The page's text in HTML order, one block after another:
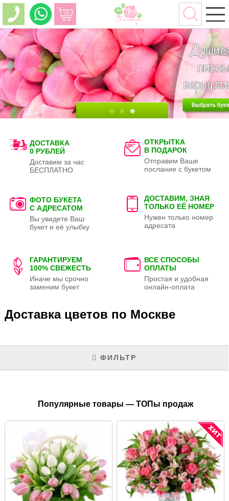
ДОСТАВКА
0 РУБЛЕЙ
Доставим за час
БЕСПЛАТНО
ОТКРЫТКА
В ПОДАРОК
Отправим Ваше
послание с букетом
ФОТО БУКЕТА
С АДРЕСАТОМ
Вы увидете Ваш
букет и её улыбку
ДОСТАВИМ, ЗНАЯ
ТОЛЬКО ЕЁ НОМЕР
Нужен только номер
адресата
ГАРАНТИРУЕМ
100% СВЕЖЕСТЬ
Иначе мы срочно
заменим букет
ВСЕ СПОСОБЫ
ОПЛАТЫ
Простая и удобная
онлайн-оплата
Доставка цветов по Москве
ФИЛЬТР
Популярные товары — ТОПы продаж